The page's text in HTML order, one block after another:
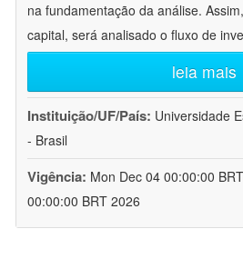
na fundamentação da análise.
capital, será analisado o fluxo de
leia mais
Instituição/UF/País: Universidade
- Brasil
Vigência: Mon Dec 04 00:00:00
00:00:00 BRT 2026